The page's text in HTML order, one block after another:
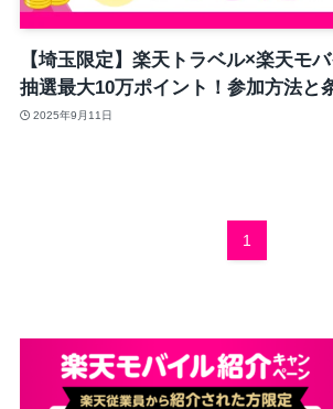
【埼玉限定】楽天トラベル×楽天モ
抽選最大10万ポイント！参加方法と
2025年9月11日
1